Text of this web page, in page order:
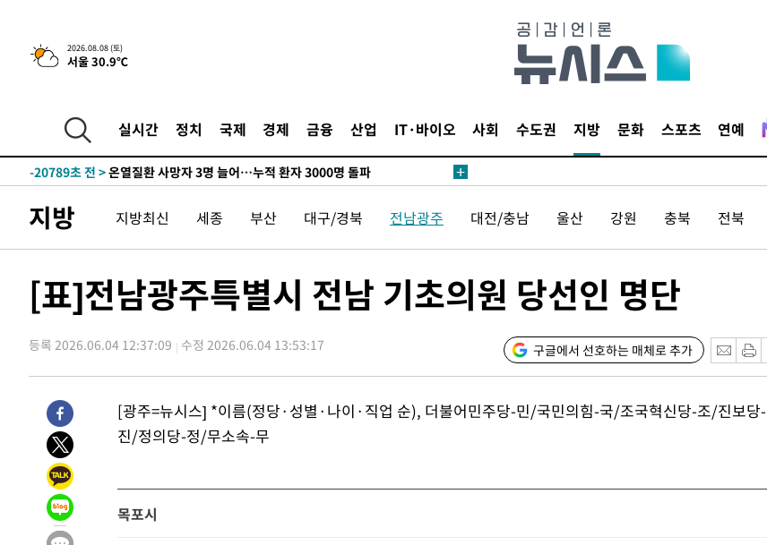
2026.08.08 (토)
서울 30.9℃
실시간 정치 국제 경제 금융 산업 IT·바이오 사회 수도권 지방 문화 스포츠 연예
것"
-28994초 전 >[속보]與 당대표 경선, 제주·인천 권리당원 투표 김민석 승리
틀레티코 이적"
-21820초 전 >
수도권 40도 육박 '펄펄'…동해안 일부 지역엔 호의주의보
-20789초 전 >온열질환 사망자 3명 늘어…누적 환자 3000명 돌파
-14734초 전 >강릉에 시간당 81.4㎜ 물폭탄…도로 잠기고 담벼락 붕괴
-10841초 전 >
-8551초 전 >
선재도서 해루질 나섰다 실종 60대, 닷새 만에 숨진 채 발견
-6085초 전 >남자 농구, 나고야 아시안게임서 '홈팀' 일본과 한일전
-5461초 전 >여수 오동도 해상서 모터보트 전복…1명 사망·1명 실종
-1688초 전 >극한폭염 한풀 꺾이지만…'낮 최고 35도' 무더위, 열대야 계속[다음
46분 전 >[속보]'압수수색·성접대 논란' 축구협회 "실망과 걱정 안겨드려 죄송"
3시간 전 >'최고 37도' 폭염 지속…강원동해안 최대 150㎜ 비
5시간 전 >
[속보]뉴욕증시 상승 마감…S&P 0.6% 나스닥 1.3%↑
-30310초 전 >
[속보]與최고위원 제주·인천 순회경선…박선원·최민희·서미화·
한민수·김용 순
-30263초 전 >
청래 44.56%
-29545초 전 >
42.08%·宋 10.17%
-29079초 전 >
이강인 "아틀레티코 이적 기뻐…등번호 7번 의미보단 팀 위해 뛸
-29014초 전 >
지방 지방최신 세종 부산 대구/경북 전남광주 대전/충남 울산 강원 충북 전북
[표]전남광주특별시 전남 기초의원 당선인 명단
등록 2026.06.04 12:37:09 수정 2026.06.04 13:53:17 구글에서 선호하는 매체로 추가
[광주=뉴시스] *이름(정당·성별·나이·직업 순), 더불어민주당-민/국민의힘-국/조국혁신당-조/진보당-
진/정의당-정/무소속-무
목포시